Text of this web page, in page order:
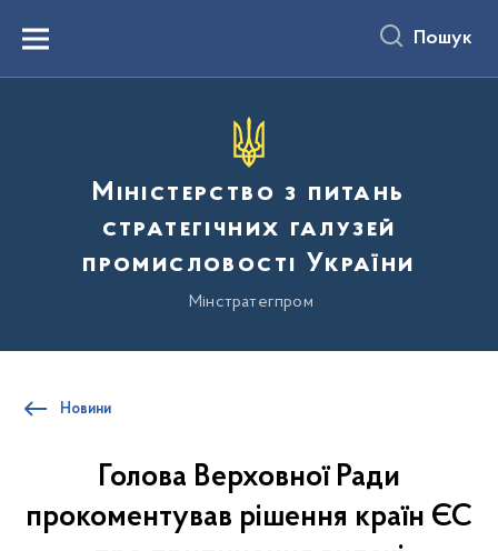
вмістуMenu Пошук
Міністерство з питань
стратегічних галузей
промисловості України
Мінстратегпром
Новини
Голова Верховної Ради
прокоментував рішення країн ЄС